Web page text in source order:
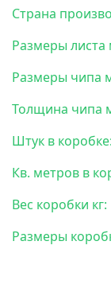
Страна
Размеры листа
Размеры чипа
Толщина чипа
Штук в коробке:
Кв. метров в
Вес коробки кг:
Размеры